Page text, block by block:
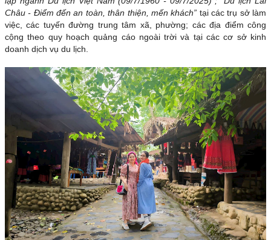
Châu - Điểm đến an toàn, thân thiện, mến khách” tại các trụ sở làm
việc, các tuyến đường trung tâm xã, phường; các địa điểm công
cộng theo quy hoạch quảng cáo ngoài trời và tại các cơ sở kinh
doanh dịch vụ du lịch.